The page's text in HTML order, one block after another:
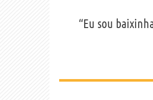
“Eu sou